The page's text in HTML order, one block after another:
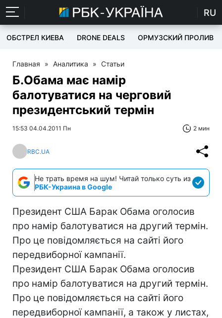
RU
ОБСТРЕЛ КИЕВА DRONE DEALS ОРМУЗСКИЙ ПРОЛИВ
Главная » Аналитика » Статьи
Б.Обама має намір
балотуватися на черговий
президентський термін
15:53 04.04.2011 Пн 2 мин
RBC.UA
Не трать время на шум! Читай только суть из
РБК-Украина в Google
Президент США Барак Обама оголосив
про намір балотуватися на другий термін.
Про це повідомляється на сайті його
передвиборної кампанії.
Президент США Барак Обама оголосив
про намір балотуватися на другий термін.
Про це повідомляється на сайті його
передвиборної кампанії, а також у листах,